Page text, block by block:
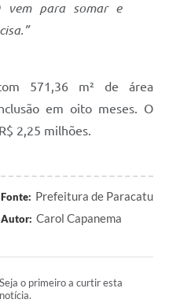
vem para somar e
.”
571,36 m² de área
em oito meses. O
2,25 milhões.
Fonte: Prefeitura de Paracatu
Autor: Carol Capanema
Seja o primeiro a curtir esta
notícia.